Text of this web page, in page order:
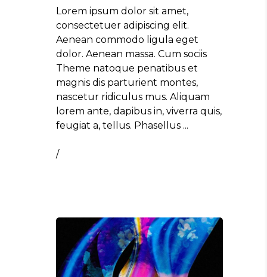
Lorem ipsum dolor sit amet,
consectetuer adipiscing elit.
Aenean commodo ligula eget
dolor. Aenean massa. Cum sociis
Theme natoque penatibus et
magnis dis parturient montes,
nascetur ridiculus mus. Aliquam
lorem ante, dapibus in, viverra quis,
feugiat a, tellus. Phasellus
/